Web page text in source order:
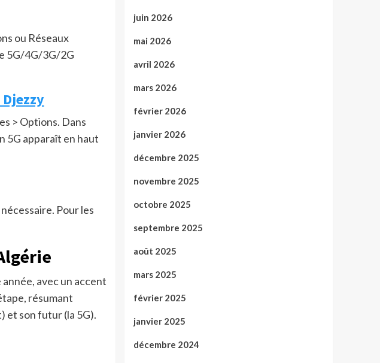
ou Réseaux
5G/4G/3G/2G
> Options. Dans
5G apparaît en haut
Pour les
avec un accent
résumant
et son futur (la 5G).
juin 2026
mai 2026
avril 2026
mars 2026
février 2026
janvier 2026
décembre 2025
novembre 2025
octobre 2025
septembre 2025
août 2025
mars 2025
février 2025
janvier 2025
décembre 2024